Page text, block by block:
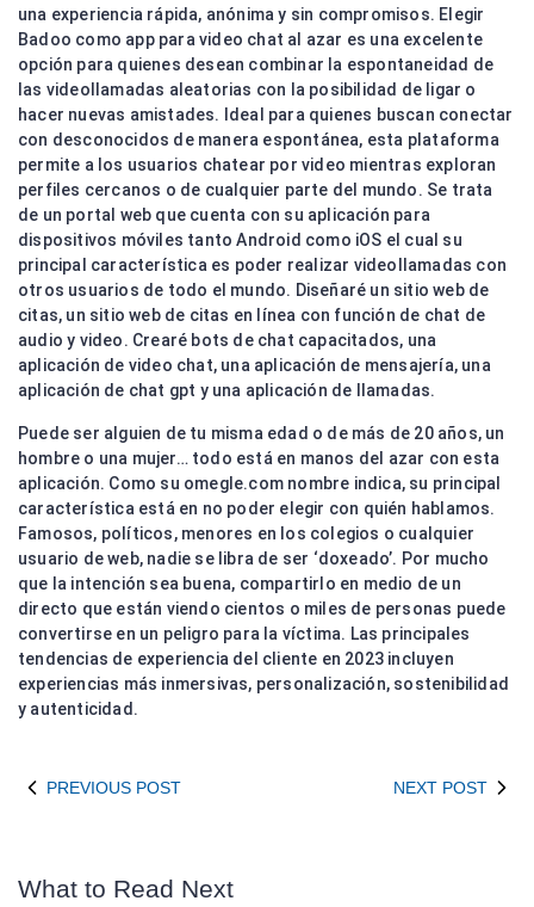
una experiencia rápida, anónima y sin compromisos. Elegir
Badoo como app para video chat al azar es una excelente
opción para quienes desean combinar la espontaneidad de
las videollamadas aleatorias con la posibilidad de ligar o
hacer nuevas amistades. Ideal para quienes buscan conectar
con desconocidos de manera espontánea, esta plataforma
permite a los usuarios chatear por video mientras exploran
perfiles cercanos o de cualquier parte del mundo. Se trata
de un portal web que cuenta con su aplicación para
dispositivos móviles tanto Android como iOS el cual su
principal característica es poder realizar videollamadas con
otros usuarios de todo el mundo. Diseñaré un sitio web de
citas, un sitio web de citas en línea con función de chat de
audio y video. Crearé bots de chat capacitados, una
aplicación de video chat, una aplicación de mensajería, una
aplicación de chat gpt y una aplicación de llamadas.
Puede ser alguien de tu misma edad o de más de 20 años, un
hombre o una mujer… todo está en manos del azar con esta
aplicación. Como su omegle.com nombre indica, su principal
característica está en no poder elegir con quién hablamos.
Famosos, políticos, menores en los colegios o cualquier
usuario de web, nadie se libra de ser ‘doxeado’. Por mucho
que la intención sea buena, compartirlo en medio de un
directo que están viendo cientos o miles de personas puede
convertirse en un peligro para la víctima. Las principales
tendencias de experiencia del cliente en 2023 incluyen
experiencias más inmersivas, personalización, sostenibilidad
y autenticidad.
PREVIOUS POST NEXT POST
What to Read Next